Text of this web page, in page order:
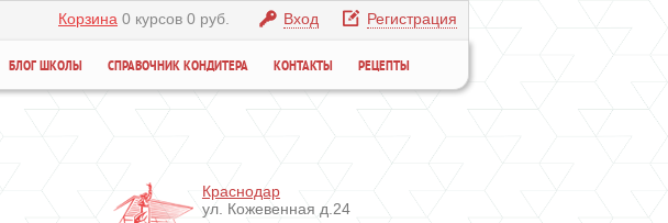
Вход Регистрация
Корзина 0 курсов 0 руб.
БЛОГ ШКОЛЫ СПРАВОЧНИК КОНДИТЕРА КОНТАКТЫ РЕЦЕПТЫ
Краснодар
ул. Кожевенная д.24